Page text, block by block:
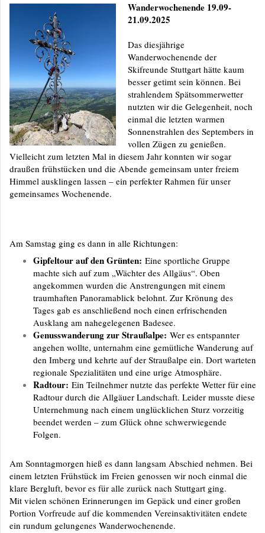
Wanderwochenende 19.09-
21.09.2025
Das diesjährige
Wanderwochenende der
Skifreunde Stuttgart hätte kaum
besser getimt sein können. Bei
strahlendem Spätsommerwetter
nutzten wir die Gelegenheit, noch
einmal die letzten warmen
Sonnenstrahlen des Septembers in
vollen Zügen zu genießen.
Vielleicht zum letzten Mal in diesem Jahr konnten wir sogar
draußen frühstücken und die Abende gemeinsam unter freiem
Himmel ausklingen lassen – ein perfekter Rahmen für unser
gemeinsames Wochenende.
Am Samstag ging es dann in alle Richtungen:
Gipfeltour auf den Grünten: Eine sportliche Gruppe
machte sich auf zum „Wächter des Allgäus“. Oben
angekommen wurden die Anstrengungen mit einem
traumhaften Panoramablick belohnt. Zur Krönung des
Tages gab es anschließend noch einen erfrischenden
Ausklang am nahegelegenen Badesee.
Genusswanderung zur Straußalpe: Wer es entspannter
angehen wollte, unternahm eine gemütliche Wanderung auf
den Imberg und kehrte auf der Straußalpe ein. Dort warteten
regionale Spezialitäten und eine urige Atmosphäre.
Radtour: Ein Teilnehmer nutzte das perfekte Wetter für eine
Radtour durch die Allgäuer Landschaft. Leider musste diese
Unternehmung nach einem unglücklichen Sturz vorzeitig
beendet werden – zum Glück ohne schwerwiegende
Folgen.
Am Sonntagmorgen hieß es dann langsam Abschied nehmen. Bei
einem letzten Frühstück im Freien genossen wir noch einmal die
klare Bergluft, bevor es für alle zurück nach Stuttgart ging.
Mit vielen schönen Erinnerungen im Gepäck und einer großen
Portion Vorfreude auf die kommenden Vereinsaktivitäten endete
ein rundum gelungenes Wanderwochenende.